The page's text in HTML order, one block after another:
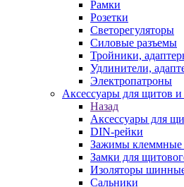
Рамки
Розетки
Светорегуляторы
Силовые разъемы
Тройники,
Удлинители,
Электропатроны
Аксессуары для щитов
Назад
Аксессуары для
DIN-рейки
Зажимы клеммные
Замки для
Изоляторы
Сальники